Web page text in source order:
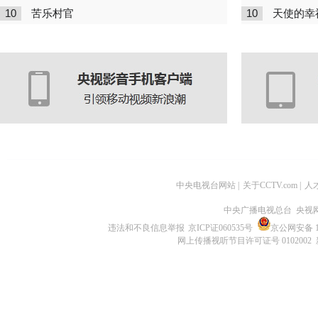
10 苦乐村官 10 天使的幸
中央电视台网站 关于CCTV.com 人
中央广播电视总台 央视
违法和不良信息举报 京ICP证060535号
京公网安备
网上传播视听节目许可证号 0102002